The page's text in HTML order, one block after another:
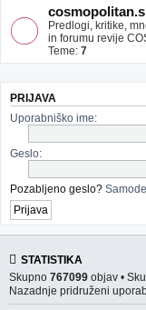
Predlogi, kritike,
in forumu revije
Teme: 7
PRIJAVA
Uporabniško ime:
Geslo:
Pozabljeno geslo?
STATISTIKA
Skupno 767099 objav •
Nazadnje pridruženi